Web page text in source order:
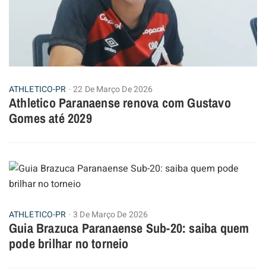
ATHLETICO-PR 22 De Março De 2026
Athletico Paranaense renova com Gustavo
Gomes até 2029
ATHLETICO-PR 3 De Março De 2026
Guia Brazuca Paranaense Sub-20: saiba quem
pode brilhar no torneio